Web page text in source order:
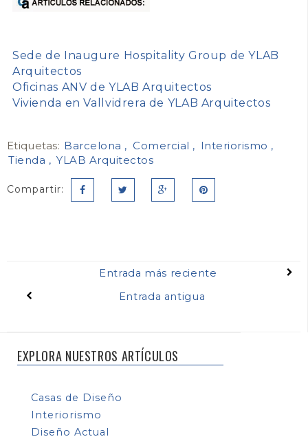
Sede de Inaugure Hospitality Group de YLAB
Arquitectos
Oficinas ANV de YLAB Arquitectos
Vivienda en Vallvidrera de YLAB Arquitectos
Etiquetas: Barcelona Comercial
Interiorismo
Tienda
YLAB Arquitectos
Compartir:
Entrada más reciente
Entrada antigua
EXPLORA NUESTROS ARTÍCULOS
Casas de Diseño
Interiorismo
Diseño Actual